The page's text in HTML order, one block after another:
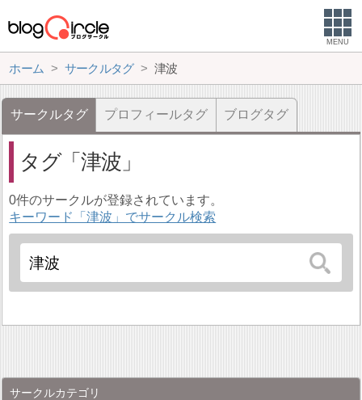
MENU
ホーム サークルタグ 津波
サークルタグ プロフィールタグ ブログタグ
タグ 津波
0件のサークルが登録されています。
キーワード「津波」でサークル検索
サークルカテゴリ